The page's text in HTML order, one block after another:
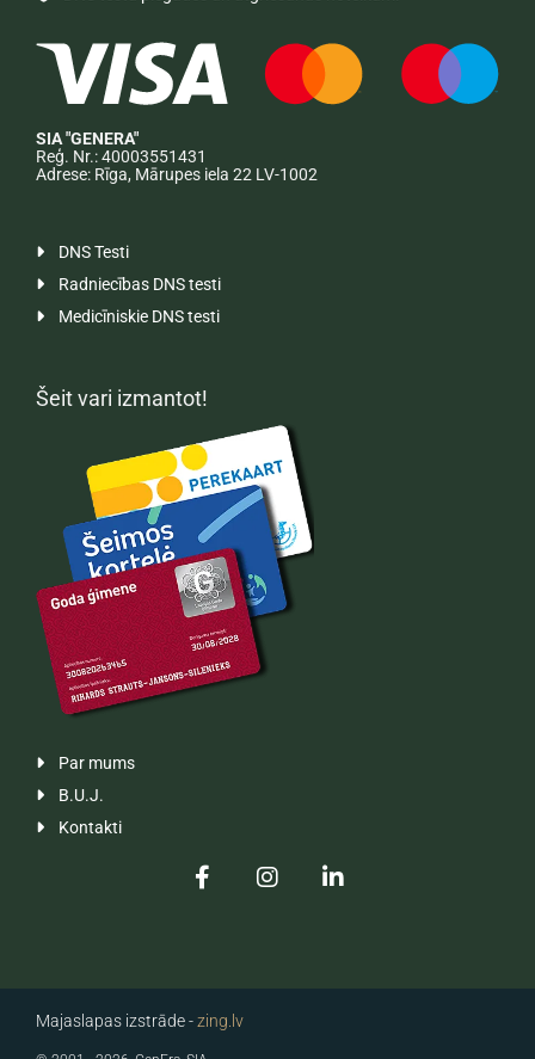
SIA "GENERA"
Reģ. Nr.: 40003551431
Adrese: Rīga, Mārupes iela 22 LV-1002
 DNS Testi
 Radniecības DNS testi
 Medicīniskie DNS testi
Šeit vari izmantot!
 Par mums
 B.U.J.
 Kontakti
Majaslapas izstrāde -zing.lv